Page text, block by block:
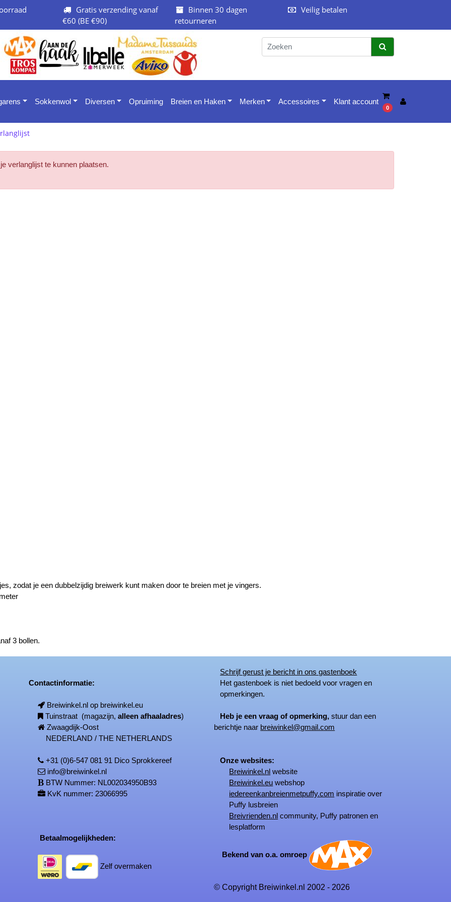
Gratis verzending vanaf
€60 (BE €90)
Binnen 30 dagen
retourneren
Veilig betalen
Sokkenwol Diversen Opruiming Breien en Haken Merken Accessoires Klant account
0
verlanglijst te kunnen plaatsen.
zodat je een dubbelzijdig breiwerk kunt maken door te breien met je vingers.
3 bollen.
Contactinformatie:
Breiwinkel.nl op breiwinkel.eu
Tuinstraat (magazijn,alleen afhaaladres)
Zwaagdijk-Oost
NEDERLAND / THE NETHERLANDS
+31 (0)6-547 081 91 Dico Sprokkereef
info@breiwinkel.nl
BTW Nummer: NL002034950B93
KvK nummer: 23066995
Betaalmogelijkheden:
Zelf overmaken
Schrijf gerust je bericht in ons gastenboek
Het gastenboek is niet bedoeld voor vragen en
opmerkingen.
Heb je een vraag of opmerking, stuur dan een
berichtje naar breiwinkel@gmail.com
Onze websites:
Breiwinkel.nl website
Breiwinkel.eu webshop
iedereenkanbreienmetpuffy.com inspiratie over
Puffy lusbreien
Breivrienden.nl community, Puffy patronen en
lesplatform
Bekend van o.a. omroep
© Copyright Breiwinkel.nl 2002 - 2026